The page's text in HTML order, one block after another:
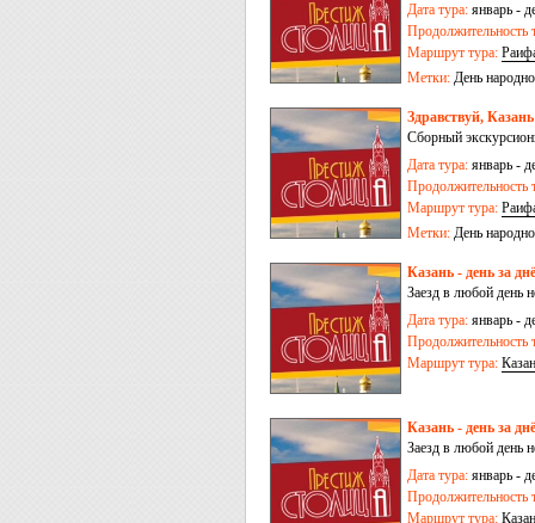
Дата тура: январь -
Продолжительность
Маршрут тура:
Метки: День
Здравствуй,
Сборный
Дата тура: январь -
Продолжительность
Маршрут тура:
Метки: День
Казань - день за
Заезд в любой день
Дата тура: январь -
Продолжительность
Маршрут тура:
Казань - день за
Заезд в любой день
Дата тура: январь -
Продолжительность
Маршрут тура: